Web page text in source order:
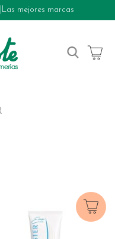
Las mejores marcas
My Cart